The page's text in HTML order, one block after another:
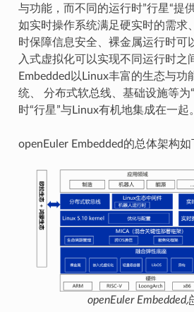
与功能，而不同的运行时”行星“提
如实时操作系统满足硬实时的需求
时保障信息安全、裸金属运行时可
入式虚拟化可以实现不同运行时之
Embedded以Linux丰富的生态与功
统、 分布式软总线、基础设施等为
时“行星”与Linux有机地集成在一起。
openEuler Embedded的总体架构如
openEuler Embedded